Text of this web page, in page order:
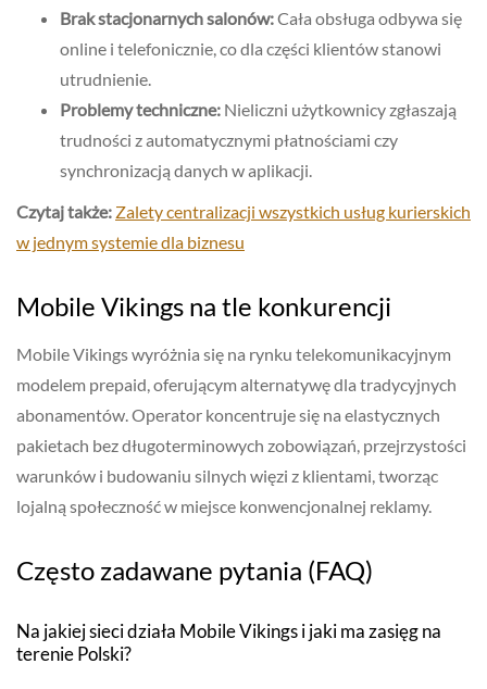
Brak stacjonarnych salonów:Cała obsługa odbywa się
online i telefonicznie, co dla części klientów stanowi
utrudnienie.
Problemy techniczne: Nieliczni użytkownicy zgłaszają
trudności z automatycznymi płatnościami czy
synchronizacją danych w aplikacji.
Czytaj także: Zalety centralizacji wszystkich usług kurierskich
w jednym systemie dla biznesu
Mobile Vikings na tle konkurencji
Mobile Vikings wyróżnia się na rynku telekomunikacyjnym
modelem prepaid, oferującym alternatywę dla tradycyjnych
abonamentów. Operator koncentruje się na elastycznych
pakietach bez długoterminowych zobowiązań, przejrzystości
warunków i budowaniu silnych więzi z klientami, tworząc
lojalną społeczność w miejsce konwencjonalnej reklamy.
Często zadawane pytania (FAQ)
Na jakiej sieci działa Mobile Vikings i jaki ma zasięg na
terenie Polski?